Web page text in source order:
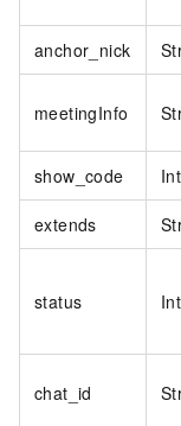
anchor_nick
meetingInfo
show_code
extends
status
chat_id